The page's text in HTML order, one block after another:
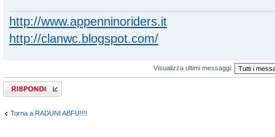
http://www.appenninoriders.it
http://clanwc.blogspot.com/
Visualizza ultimi messaggi:
Rispondi al
messaggio
Torna a RADUNI ABFU!!!!